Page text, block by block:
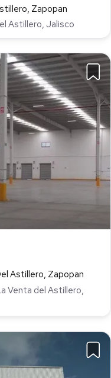
Zapopan
Astillero, Jalisco
Astillero, Zapopan
Venta del Astillero,